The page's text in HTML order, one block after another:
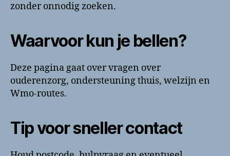
zonder onnodig zoeken.
Waarvoor kun je bellen?
Deze pagina gaat over vragen over
ouderenzorg, ondersteuning thuis, welzijn en
Wmo-routes.
Tip voor sneller contact